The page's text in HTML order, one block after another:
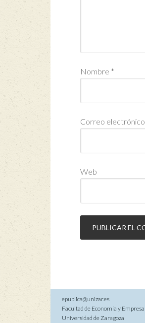
Nombre *
Correo electrónico
Web
epublica@unizar.es
Facultad de Economía y Empresa
Universidad de Zaragoza